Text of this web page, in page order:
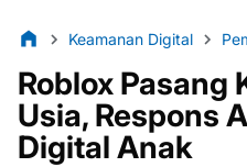
Keamanan Digital
Roblox Pasang
Usia, Respons
Digital Anak